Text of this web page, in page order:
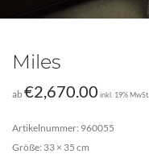
Miles
ab€2,670.00 inkl. 19% MwSt.
Artikelnummer: 960055
Größe: 33 × 35 cm